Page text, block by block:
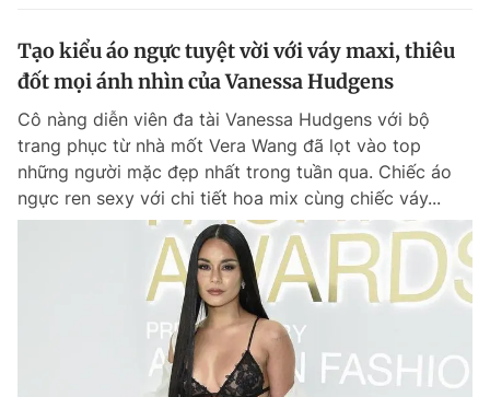
Tạo kiểu áo ngực tuyệt vời với váy maxi, thiêu
đốt mọi ánh nhìn của Vanessa Hudgens
Cô nàng diễn viên đa tài Vanessa Hudgens với bộ
trang phục từ nhà mốt Vera Wang đã lọt vào top
những người mặc đẹp nhất trong tuần qua. Chiếc áo
ngực ren sexy với chi tiết hoa mix cùng chiếc váy...